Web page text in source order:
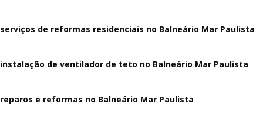
serviços de reformas residenciais no Balneário Mar Paulista
instalação de ventilador de teto no Balneário Mar Paulista
reparos e reformas no Balneário Mar Paulista